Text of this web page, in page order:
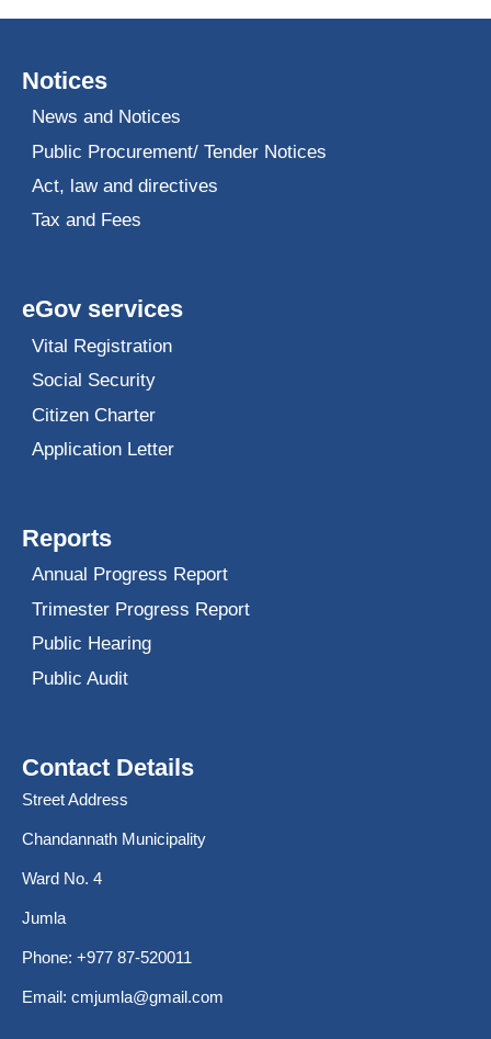
Notices
News and Notices
Public Procurement/ Tender Notices
Act, law and directives
Tax and Fees
eGov services
Vital Registration
Social Security
Citizen Charter
Application Letter
Reports
Annual Progress Report
Trimester Progress Report
Public Hearing
Public Audit
Contact Details
Street Address
Chandannath Municipality
Ward No. 4
Jumla
Phone: +977 87-520011
Email: cmjumla@gmail.com